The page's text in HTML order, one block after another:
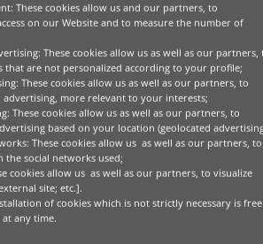
Group est un établissement de
la surveillance prudentielle de la
de Belgique est, ainsi que sous le
des investisseurs et des
la «Financial Services and
» (FSMA). BNP Paribas Lease
en qualité d’agent d’assurance
A°.
TECHNIQUES
site Web, en visitant le site ou
These cookies allow us and our partners, to
on our Website and to measure the number of
These cookies allow us as well as our partners,
that are not personalized according to your profile;
These cookies allow us as well as our partners, to
more relevant to your interests;
These cookies allow us as well as our partners, to
based on your location (geolocated
These cookies allow us as well as our partners, to
social networks used;
cookies allow us as well as our partners, to visualize
site; etc.].
of cookies which is not strictly necessary is free
any time.